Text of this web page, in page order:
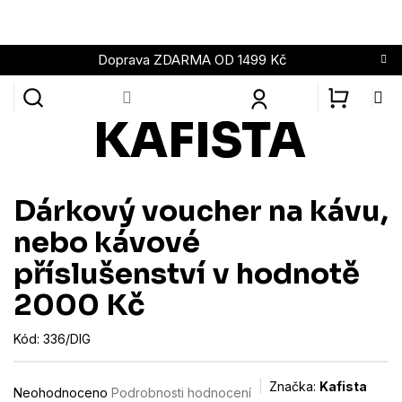
obsah
Doprava ZDARMA OD 1499 Kč
Dárkový voucher na kávu,
nebo kávové
příslušenství v hodnotě
2000 Kč
Kód: 336/DIG
Průměrné
Neohodnoceno Podrobnosti hodnocení Značka: Kafista